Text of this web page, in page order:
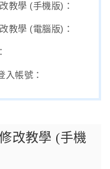
教學 (手機版)：
教學 (電腦版)：
入帳號：
改教學 (手機